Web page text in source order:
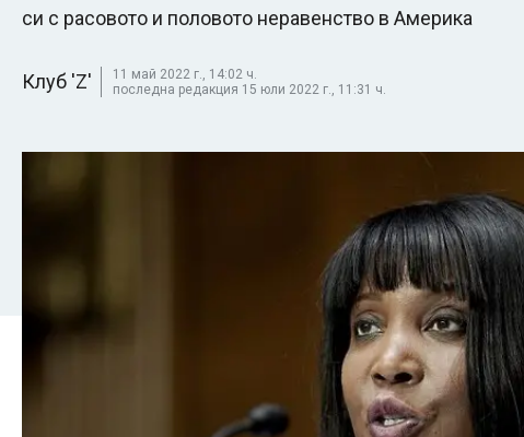
си с расовото и половото неравенство в Америка
Клуб 'Z'
11 май 2022 г., 14:02 ч.
последна редакция 15 юли 2022 г., 11:31 ч.